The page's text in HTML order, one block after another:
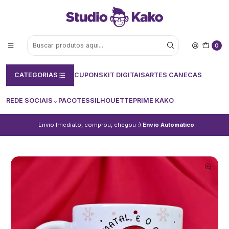
0
CATEGORIAS CUPONSKIT DIGITAISARTES CANECAS
REDE SOCIAIS PACOTESSILHOUETTEPRIME KAKO
Envio Imediato, comprou, chegou :) Envio Automático